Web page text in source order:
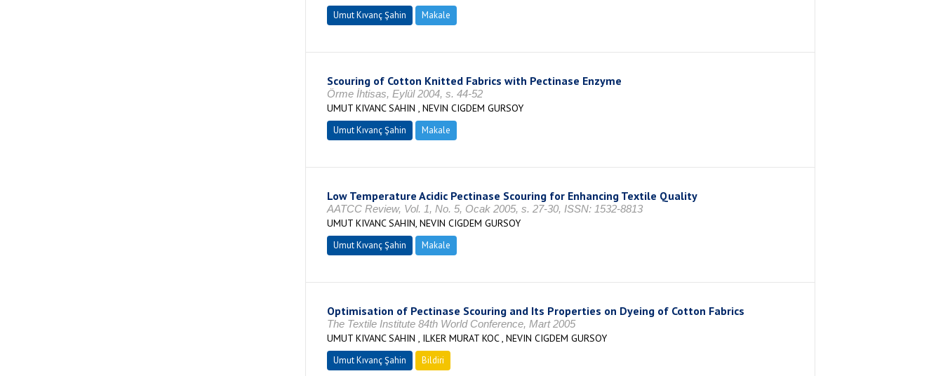
Umut Kıvanç Şahin Makale
Scouring of Cotton Knitted Fabrics with Pectinase Enzyme
Örme İhtisas, Eylül 2004, s. 44-52
UMUT KIVANC SAHIN , NEVIN CIGDEM GURSOY
Umut Kıvanç Şahin Makale
Low Temperature Acidic Pectinase Scouring for Enhancing Textile Quality
AATCC Review, Vol. 1, No. 5, Ocak 2005, s. 27-30, ISSN: 1532-8813
UMUT KIVANC SAHIN, NEVIN CIGDEM GURSOY
Umut Kıvanç Şahin Makale
Optimisation of Pectinase Scouring and Its Properties on Dyeing of Cotton Fabrics
The Textile Institute 84th World Conference, Mart 2005
UMUT KIVANC SAHIN , ILKER MURAT KOC , NEVIN CIGDEM GURSOY
Umut Kıvanç Şahin Bildiri